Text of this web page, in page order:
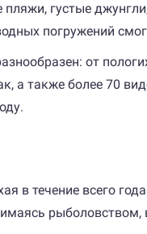
густые
погружений
от
а также более 70
в течение всего